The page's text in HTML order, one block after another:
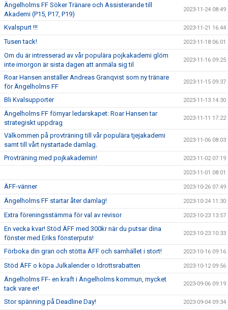
Ängelholms FF Söker Tränare och Assisterande till
Akademi (P15, P17, P19)
2023-11-24 08:49
Kvalspurt !!! 2023-11-21 16:44
Tusen tack! 2023-11-18 06:01
Om du är intresserad av vår populära pojkakademi glöm
inte imorgon är sista dagen att anmäla sig til
2023-11-16 09:25
Roar Hansen anställer Andreas Granqvist som ny tränare
för Ängelholms FF
2023-11-15 09:37
Bli Kvalsupporter 2023-11-13 14:30
Ängelholms FF förnyar ledarskapet: Roar Hansen tar
strategiskt uppdrag
2023-11-11 17:22
Välkommen på provträning till vår populära tjejakademi
samt till vårt nystartade damlag.
2023-11-06 08:03
Provträning med pojkakademin! 2023-11-02 07:19
2023-11-01 08:01
ÄFF-vänner 2023-10-26 07:49
Ängelholms FF startar åter damlag! 2023-10-24 11:30
Extra föreningsstämma för val av revisor 2023-10-23 13:57
En vecka kvar! Stöd ÄFF med 300kr när du putsar dina
fönster med Eriks fönsterputs!
2023-10-23 10:33
Förboka din gran och stötta ÄFF och samhället i stort! 2023-10-16 09:16
Stöd ÄFF o köpa Julkalender o Idrottsrabatten 2023-10-12 09:56
Ängelholms FF- en kraft i Ängelholms kommun, mycket
tack vare er!
2023-09-06 09:19
Stor spänning på Deadline Day! 2023-09-04 09:34